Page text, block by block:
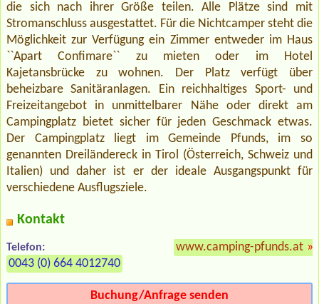
die sich nach ihrer Größe teilen. Alle Plätze sind mit
Stromanschluss ausgestattet. Für die Nichtcamper steht die
Möglichkeit zur Verfügung ein Zimmer entweder im Haus
``Apart Confimare`` zu mieten oder im Hotel
Kajetansbrücke zu wohnen. Der Platz verfügt über
beheizbare Sanitäranlagen. Ein reichhaltiges Sport- und
Freizeitangebot in unmittelbarer Nähe oder direkt am
Campingplatz bietet sicher für jeden Geschmack etwas.
Der Campingplatz liegt im Gemeinde Pfunds, im so
genannten Dreiländereck in Tirol (Österreich, Schweiz und
Italien) und daher ist er der ideale Ausgangspunkt für
verschiedene Ausflugsziele.
Kontakt
Telefon:
0043 (0) 664 4012740
www.camping-pfunds.at »
Buchung/Anfrage senden